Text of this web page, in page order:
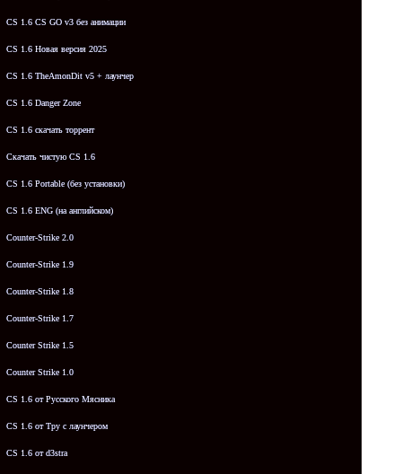
CS 1.6 CS GO v3 без анимации
CS 1.6 Новая версия 2025
CS 1.6 TheAmonDit v5 + лаунчер
CS 1.6 Danger Zone
CS 1.6 скачать торрент
Скачать чистую CS 1.6
CS 1.6 Portable (без установки)
CS 1.6 ENG (на английском)
Counter-Strike 2.0
Counter-Strike 1.9
Counter-Strike 1.8
Counter-Strike 1.7
Counter Strike 1.5
Counter Strike 1.0
CS 1.6 от Русского Мясника
CS 1.6 от Tpy с лаунчером
CS 1.6 от d3stra